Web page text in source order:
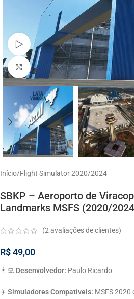
Watch video
Click to enlarge
Início/Flight Simulator 2020/2024
SBKP – Aeroporto de
Landmarks MSFS (2020/
(2avaliações de clientes)
R$49,00
👨‍💻 Desenvolvedor: Paulo Ricardo
✈️ Simuladores Compatíveis: MSFS 2020